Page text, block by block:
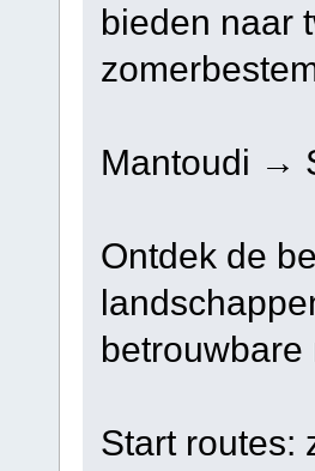
bieden naar
Mantoudi →
Ontdek de
betrouwbare
Start routes: